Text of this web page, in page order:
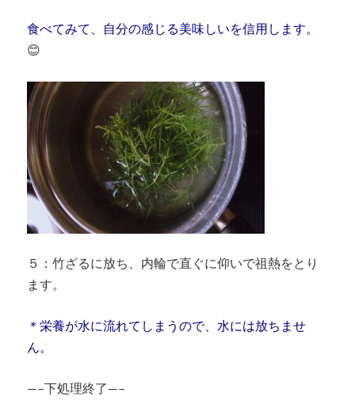
食べてみて、自分の感じる美味しいを信用します。
😊
５：竹ざるに放ち、内輪で直ぐに仰いで祖熱をとり
ます。
＊栄養が水に流れてしまうので、水には放ちませ
ん。
—–下処理終了—–